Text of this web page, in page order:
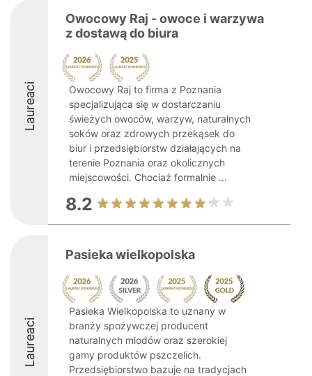
Laureaci
Owocowy Raj - owoce i warzywa
z dostawą do biura
Owocowy Raj to firma z Poznania
specjalizująca się w dostarczaniu
świeżych owoców, warzyw, naturalnych
soków oraz zdrowych przekąsek do
biur i przedsiębiorstw działających na
terenie Poznania oraz okolicznych
miejscowości. Chociaż formalnie ...
8.2
Laureaci
Pasieka wielkopolska
Pasieka Wielkopolska to uznany w
branży spożywczej producent
naturalnych miodów oraz szerokiej
gamy produktów pszczelich.
Przedsiębiorstwo bazuje na tradycjach